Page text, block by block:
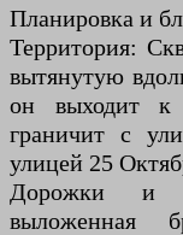
Планировка и
Территория:
вытянутую
он выходит к
граничит с
улицей 25
Дорожки и
выложенная